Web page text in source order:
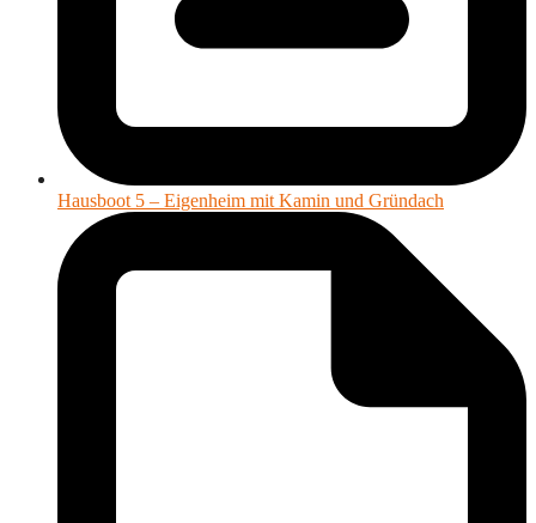
Hausboot 5 – Eigenheim mit Kamin und Gründach